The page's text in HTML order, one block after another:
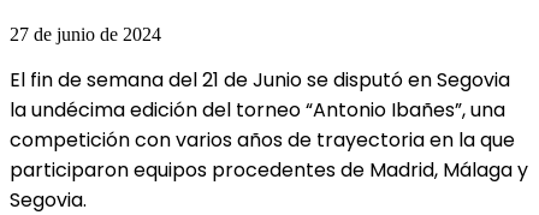
27 de junio de 2024
El fin de semana del 21 de Junio se disputó en Segovia
la undécima edición del torneo “Antonio Ibañes”, una
competición con varios años de trayectoria en la que
participaron equipos procedentes de Madrid, Málaga y
Segovia.